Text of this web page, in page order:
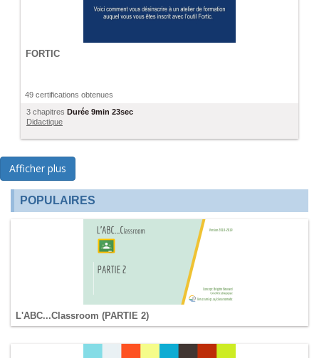
FORTIC
49 certifications obtenues
3 chapitres Durée 9min 23sec
Didactique
Afficher plus
POPULAIRES
L'ABC...Classroom (PARTIE 2)